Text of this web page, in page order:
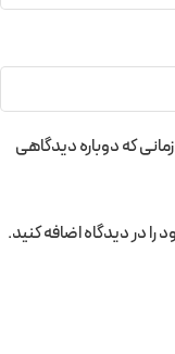
که دوباره دیدگاهی
در دیدگاه اضافه کنید.